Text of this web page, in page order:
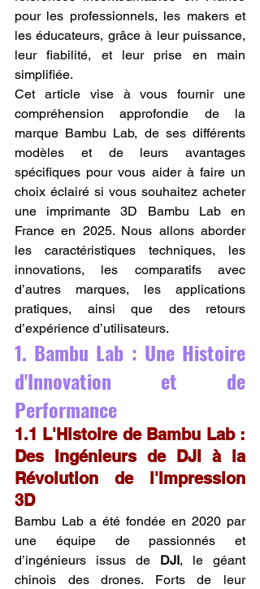
pour les professionnels, les makers et
les éducateurs, grâce à leur puissance,
leur fiabilité, et leur prise en main
simplifiée.
Cet article vise à vous fournir une
compréhension approfondie de la
marque Bambu Lab, de ses différents
modèles et de leurs avantages
spécifiques pour vous aider à faire un
choix éclairé si vous souhaitez acheter
une imprimante 3D Bambu Lab en
France en 2025. Nous allons aborder
les caractéristiques techniques, les
innovations, les comparatifs avec
d’autres marques, les applications
pratiques, ainsi que des retours
d’expérience d’utilisateurs.
1. Bambu Lab : Une Histoire
d'Innovation et de
Performance
1.1 L'Histoire de Bambu Lab :
Des Ingénieurs de DJI à la
Révolution de l'Impression
3D
Bambu Lab a été fondée en 2020 par
une équipe de passionnés et
d’ingénieurs issus de DJI, le géant
chinois des drones. Forts de leur